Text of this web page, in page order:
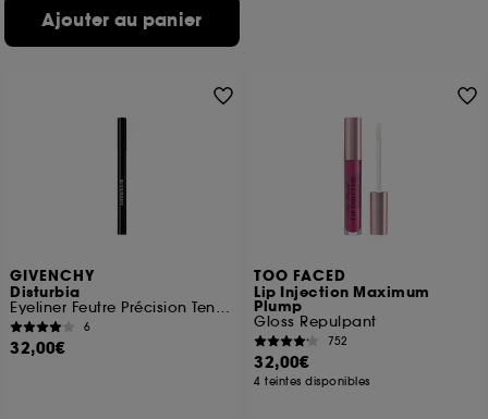
Ajouter au panier
GIVENCHY
Disturbia
Eyeliner Feutre Précision Tenue 24 heures
6
32,00€
TOO FACED
Lip Injection Maximum
Plump
Gloss Repulpant
752
32,00€
4 teintes disponibles